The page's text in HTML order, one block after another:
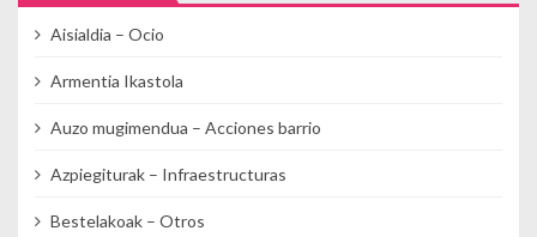
Aisialdia – Ocio
Armentia Ikastola
Auzo mugimendua – Acciones barrio
Azpiegiturak – Infraestructuras
Bestelakoak – Otros